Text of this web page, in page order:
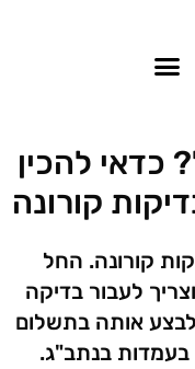
כדאי להכין
קורונה. החל
לעבור בדיקה
לבצע אותה בתשלום
בנתב"ג.